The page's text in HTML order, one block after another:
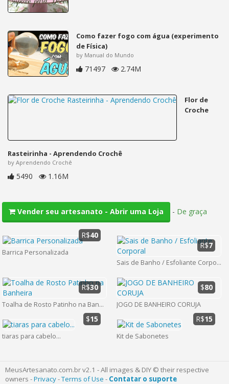
Como fazer fogo com água (experimento
de Física)
by Manual do Mundo
71497 2.74M
Flor de
Croche
Rasteirinha - Aprendendo Crochê
by Aprendendo Crochê
5490 1.16M
Vender seu artesanato - Abrir uma Loja - De graça
Barrica Personalizada
R$40
Sais de Banho / Esfoliante Corporal
R$7
Toalha de Rosto Patinho na Banheira
R$30
JOGO DE BANHEIRO CORUJA
$80
tiaras para cabelo...
$15
Kit de Sabonetes
R$15
MeusArtesanato.com.br v2.1 - All images & DIY © their respective
owners -Privacy-Terms of Use - Contatar o suporte